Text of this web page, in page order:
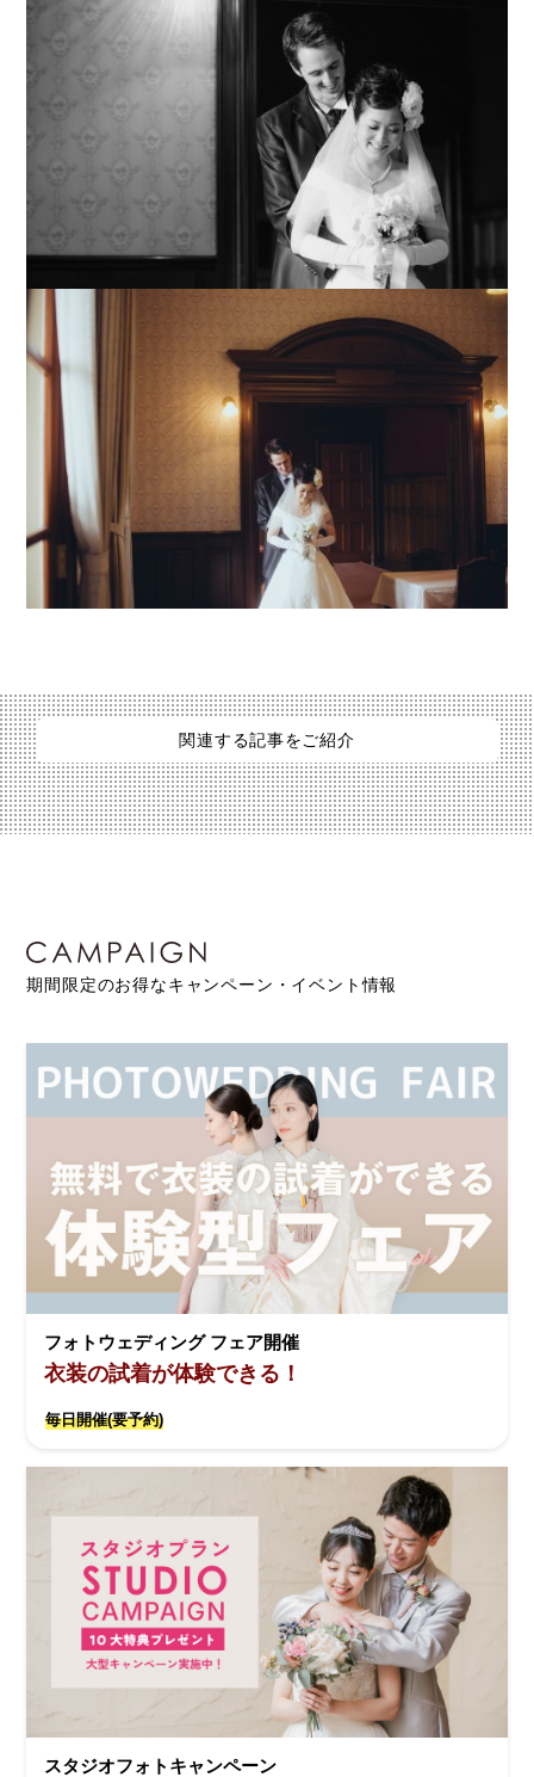
関連する記事をご紹介
期間限定のお得なキャンペーン・イベント情報
フォトウェディング フェア開催
衣装の試着が体験できる！
毎日開催(要予約)
スタジオフォトキャンペーン